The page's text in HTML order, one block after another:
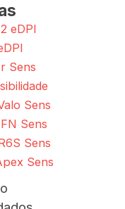
eDPI
Sens
Sens
Sens
Sens
Sens